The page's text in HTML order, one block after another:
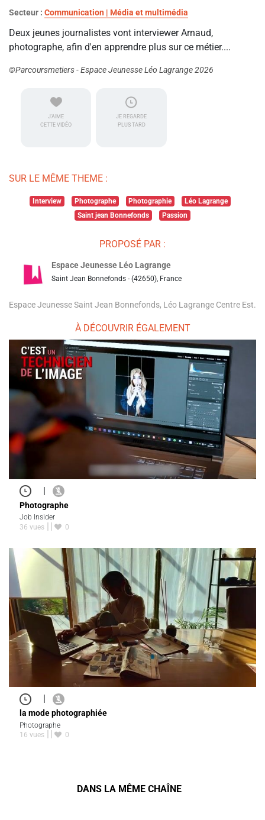
Secteur : Communication | Média et multimédia
Deux jeunes journalistes vont interviewer Arnaud,
photographe, afin d'en apprendre plus sur ce métier....
©Parcoursmetiers - Espace Jeunesse Léo Lagrange 2026
J'AIME
CETTE VIDÉO
JE REGARDE
PLUS TARD
SUR LE MÊME THEME :
Interview Photographe Photographie
Léo Lagrange
Saint jean Bonnefonds
Passion
PROPOSÉ PAR :
Espace Jeunesse Léo Lagrange
Saint Jean Bonnefonds - (42650), France
Espace Jeunesse Saint Jean Bonnefonds, Léo Lagrange Centre Est.
À DÉCOUVRIR ÉGALEMENT
|
Photographe
Job Insider
36 vues
0
|
la mode photographiée
Photographe
16 vues
0
DANS LA MÊME CHAÎNE